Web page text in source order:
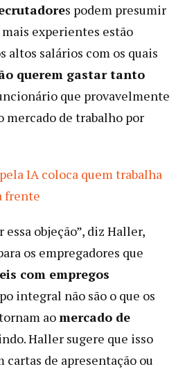
s podem presumir
experientes estão
altos salários com os quais
querem gastar tanto
que provavelmente
mercado de trabalho por
IA coloca quem trabalha
frente
essa objeção”, diz Haller,
os empregadores que
com empregos
integral não são o que os
aomercado de
Haller sugere que isso
cartas de apresentação ou